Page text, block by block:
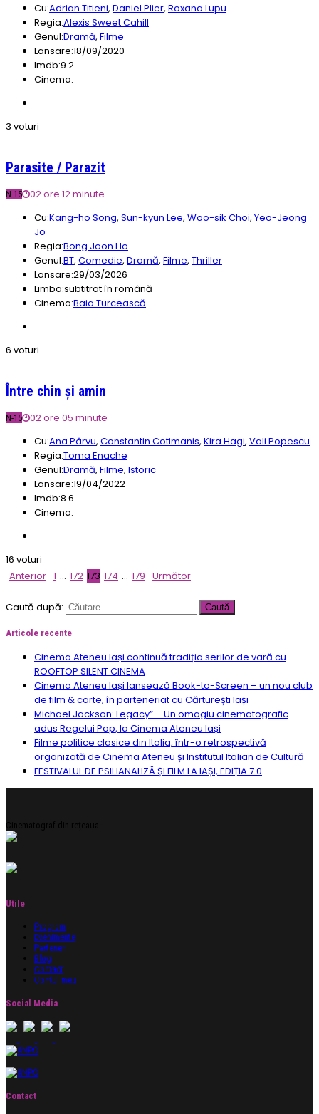
Cu:Adrian Titieni, Daniel Plier, Roxana Lupu
Regia:Alexis Sweet Cahill
Genul:Dramă, Filme
Lansare:18/09/2020
Imdb:9.2
Cinema:
3 voturi
Parasite / Parazit
N 15
02 ore 12 minute
Cu:Kang-ho Song, Sun-kyun Lee, Woo-sik Choi, Yeo-Jeong
Jo
Regia:Bong Joon Ho
Genul:BT, Comedie, Dramă, Filme, Thriller
Lansare:29/03/2026
Limba:subtitrat în română
Cinema:Baia Turcească
6 voturi
Între chin și amin
N-15
02 ore 05 minute
Cu:Ana Pârvu, Constantin Cotimanis, Kira Hagi, Vali Popescu
Regia:Toma Enache
Genul:Dramă, Filme, Istoric
Lansare:19/04/2022
Imdb:8.6
Cinema:
16 voturi
Anterior 1 … 172 173 174 … 179 Următor
Caută după:
Articole recente
Cinema Ateneu Iași continuă tradiția serilor de vară cu
ROOFTOP SILENT CINEMA
Cinema Ateneu Iași lansează Book-to-Screen – un nou club
de film & carte, în parteneriat cu Cărturești Iași
Michael Jackson: Legacy” – Un omagiu cinematografic
adus Regelui Pop, la Cinema Ateneu Iași
Filme politice clasice din Italia, într-o retrospectivă
organizată de Cinema Ateneu și Institutul Italian de Cultură
FESTIVALUL DE PSIHANALIZĂ ȘI FILM LA IAȘI, EDIȚIA 7.0
Cinematograf din rețeaua
Utile
Program
Evenimente
Parteneri
Blog
Contact
Contul meu
Social Media
Contact